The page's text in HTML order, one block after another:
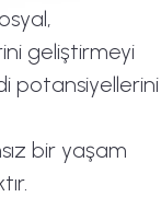
geliştirmeyi
potansiyellerini
bir yaşam